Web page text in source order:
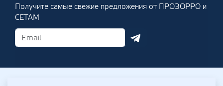
Получите самые свежие предложения от ПРОЗОРРО и
СЕТАМ